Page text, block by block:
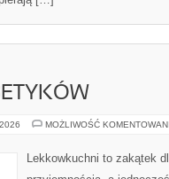
MOŻLIWOŚĆ
Lekkowkuchni to zakątek